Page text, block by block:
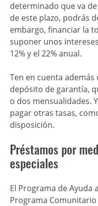
determinado que va
de este plazo, podrás
embargo, financiar la
suponer unos
12% y el 22% anual.
Ten en cuenta
depósito de garantía,
o dos mensualidades.
pagar otras tasas,
disposición.
Préstamos por
especiales
El Programa de Ayuda
Programa Comunitario